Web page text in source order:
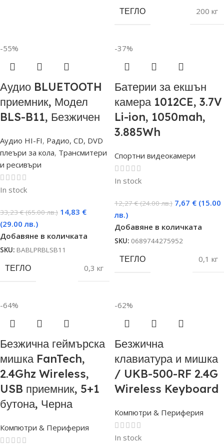
ТЕГЛО 200 кг
-55%
Аудио BLUETOOTH
приемник, Модел
BLS-B11, Безжичен
Аудио HI-FI, Радио, CD, DVD
плеъри за кола, Трансмитери
и ресивъри
In stock
33,23€ (65.00 лв.) 14,83 €
(29.00 лв.)
Добавяне в количката
SKU: BABLPRBLSB11
ТЕГЛО 0,3 кг
-37%
Батерии за екшън
камера 1012CE, 3.7V
Li-ion, 1050mah,
3.885Wh
Спортни видеокамери
In stock
12,27€ (24.00 лв.) 7,67 € (15.00
лв.)
Добавяне в количката
SKU: 0689744275952
ТЕГЛО 0,1 кг
-64%
Безжична геймърска
мишка FanTech,
2.4Ghz Wireless,
USB приемник, 5+1
бутона, Черна
Компютри & Периферия
-62%
Безжична
клавиатура и мишка
/ UKB-500-RF 2.4G
Wireless Keyboard
Компютри & Периферия
In stock